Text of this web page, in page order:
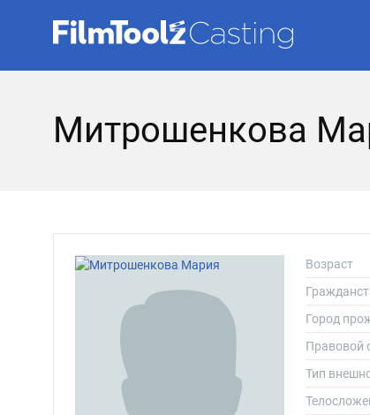
Митрошенкова
Возраст
Город
Правовой
Тип